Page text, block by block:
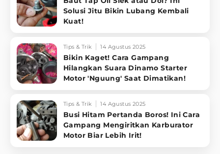
Solusi Jitu Bikin Lubang Kembali
Kuat!
Tips & Trik 14 Agustus 2025
Bikin Kaget! Cara Gampang
Hilangkan Suara Dinamo Starter
Motor 'Nguung' Saat Dimatikan!
Tips & Trik 14 Agustus 2025
Busi Hitam Pertanda Boros! Ini Cara
Gampang Mengiritkan Karburator
Motor Biar Lebih Irit!